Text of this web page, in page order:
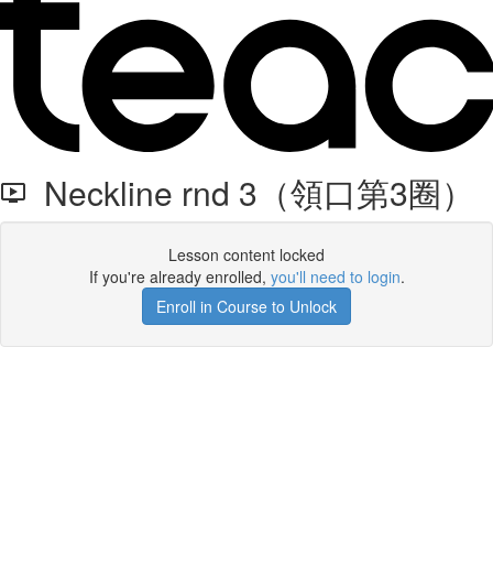
Neckline rnd 3（領口第3圈）
Lesson content locked
If you're already enrolled, you'll need to login.
Enroll in Course to Unlock